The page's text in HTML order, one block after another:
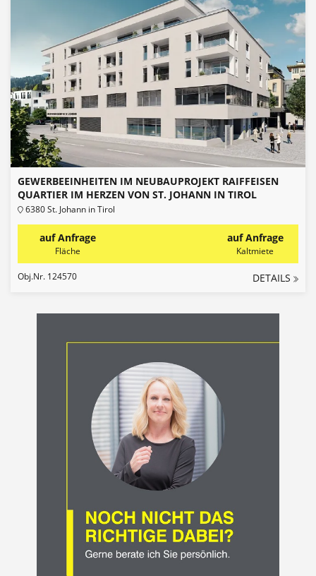
GEWERBEEINHEITEN IM NEUBAUPROJEKT RAIFFEISEN
QUARTIER IM HERZEN VON ST. JOHANN IN TIROL
6380 St. Johann in Tirol
auf Anfrage
Fläche
auf Anfrage
Kaltmiete
Obj.Nr. 124570 DETAILS